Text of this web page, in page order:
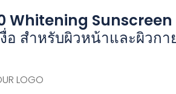
Whitening Sunscreen
อ สำหรับผิวหน้าและผิวกา
LOGO